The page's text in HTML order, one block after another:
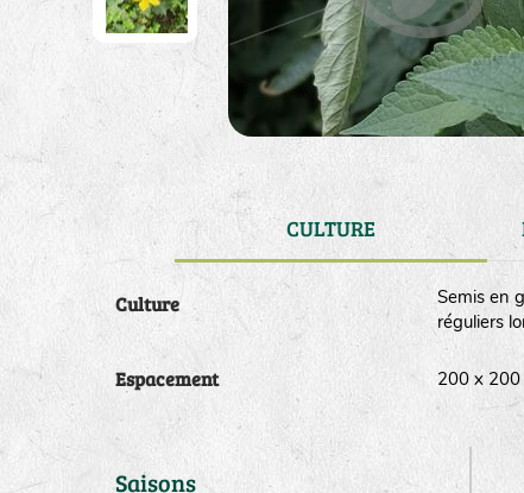
CULTURE
Culture
Semis en
réguliers
Espacement 200 x
Saisons